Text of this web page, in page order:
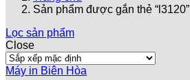
Sản phẩm được gắn thẻ “l3120”
Lọc sản phẩm
Close
Máy in Biên Hòa